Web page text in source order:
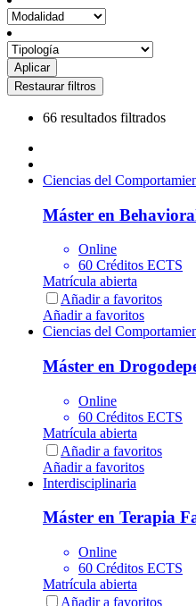
66 resultados filtrados
Ciencias del
Máster en
Online
60 Créditos ECTS
Matrícula abierta
Añadir a favoritos
Añadir a favoritos
Ciencias del
Máster en
Online
60 Créditos ECTS
Matrícula abierta
Añadir a favoritos
Añadir a favoritos
Interdisciplinaria
Máster en Terapia
Online
60 Créditos ECTS
Matrícula abierta
Añadir a favoritos